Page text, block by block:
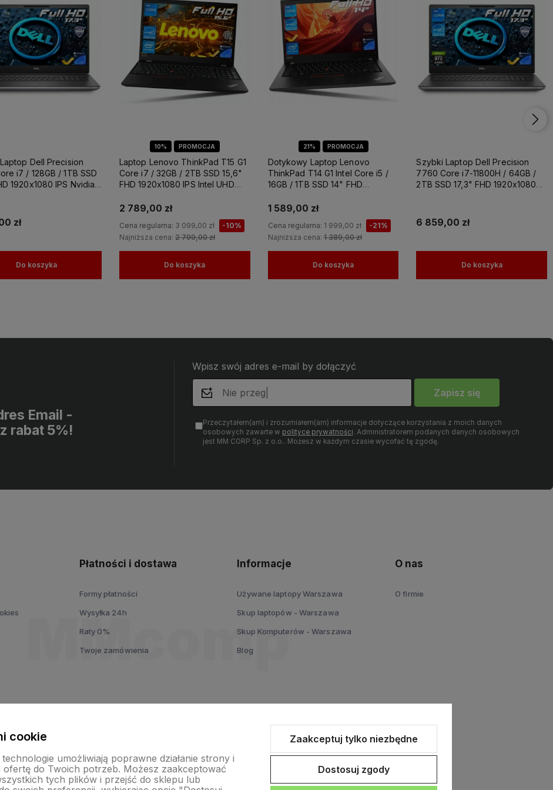
Laptop Dell
Dell Precision
i7 / 128GB / 1TB SSD
1920x1080 IPS Nvidia
zł
Do koszyka
10% PROMOCJA
Laptop Lenovo ThinkPad T15 G1
Core i7 / 32GB / 2TB SSD 15,6"
FHD 1920x1080 IPS Intel UHD
Domu
2 789,00 zł
Cena regularna: 3 099,00 zł
-10%
Najniższa cena: 2 799,00 zł
Do koszyka
21% PROMOCJA
Dotykowy Laptop Lenovo
ThinkPad T14 G1 Intel Core i5 /
16GB / 1TB SSD 14" FHD
Graphics Windows 11 PRO
1 589,00 zł
Cena regularna: 1 999,00 zł
-21%
Najniższa cena:1 389,00 zł
Do koszyka
Szybki Laptop Dell Precision
7760 Core i7-11800H / 64GB /
2TB SSD 17,3" FHD 1920x1080
do Grafiki Projektowania
6 859,00 zł
Do koszyka
Email -
rabat 5%!
Wpisz swój adres e-mail by dołączyć
Zapisz się
Przeczytałem(am) i zrozumiałem(am) informacje dotyczące korzystania z moich danych
osobowych zawarte w polityce prywatności. Administratorem podanych danych osobowych
jest MM CORP Sp. z o.o.. Możesz w każdym czasie wycofać tę zgodę.
Płatności i dostawa
Formy płatności
Wysyłka 24h
Raty 0%
Twoje zamówienia
Informacje
Używane laptopy Warszawa
Skup laptopów - Warszawa
Skup Komputerów - Warszawa
Blog
O nas
O firmie
cookie
umożliwiają poprawne działanie strony i
ofertę do Twoich potrzeb. Możesz zaakceptować
tych plików i przejść do sklepu lub
Zaakceptuj tylko niezbędne
Dostosuj zgody